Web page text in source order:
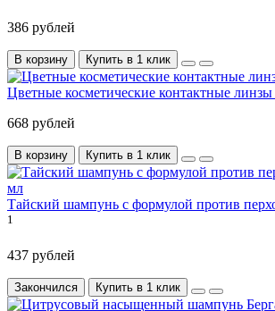
386 рублей
В корзину Купить в 1 клик
Цветные косметические контактные линзы
668 рублей
В корзину Купить в 1 клик
Тайский шампунь с формулой против
1
437 рублей
Закончился Купить в 1 клик